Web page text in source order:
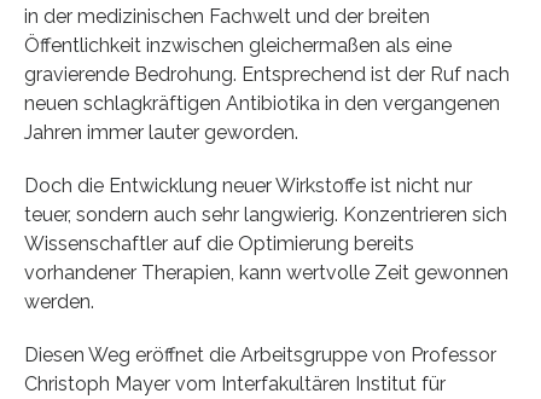
in der medizinischen Fachwelt und der breiten
Öffentlichkeit inzwischen gleichermaßen als eine
gravierende Bedrohung. Entsprechend ist der Ruf nach
neuen schlagkräftigen Antibiotika in den vergangenen
Jahren immer lauter geworden.
Doch die Entwicklung neuer Wirkstoffe ist nicht nur
teuer, sondern auch sehr langwierig. Konzentrieren sich
Wissenschaftler auf die Optimierung bereits
vorhandener Therapien, kann wertvolle Zeit gewonnen
werden.
Diesen Weg eröffnet die Arbeitsgruppe von Professor
Christoph Mayer vom Interfakultären Institut für